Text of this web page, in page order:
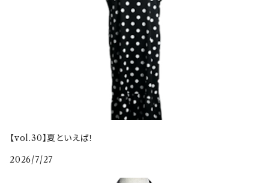
【vol.30】夏といえば！
2026/7/27